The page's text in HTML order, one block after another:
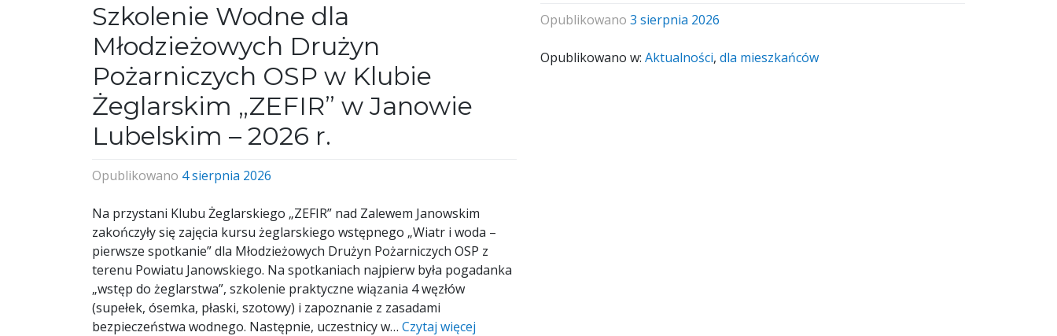
Szkolenie Wodne dla
Młodzieżowych Drużyn
Pożarniczych OSP w Klubie
Żeglarskim „ZEFIR” w Janowie
Lubelskim – 2026 r.
Opublikowano 4 sierpnia 2026
Na przystani Klubu Żeglarskiego „ZEFIR” nad Zalewem Janowskim
zakończyły się zajęcia kursu żeglarskiego wstępnego „Wiatr i woda –
pierwsze spotkanie” dla Młodzieżowych Drużyn Pożarniczych OSP z
terenu Powiatu Janowskiego. Na spotkaniach najpierw była pogadanka
„wstęp do żeglarstwa”, szkolenie praktyczne wiązania 4 węzłów
(supełek, ósemka, płaski, szotowy) i zapoznanie z zasadami
bezpieczeństwa wodnego. Następnie, uczestnicy w… Czytaj więcej
Opublikowano 3 sierpnia 2026
Opublikowano w: Aktualności, dla mieszkańców